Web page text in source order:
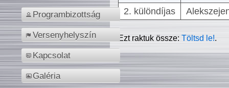
Programbizottság
Versenyhelyszín
Kapcsolat
Galéria
2. különdíjas
Ezt raktuk össze:Töltsd le!.